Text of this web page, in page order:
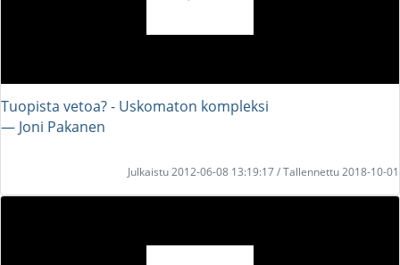
Tuopista vetoa? - Uskomaton kompleksi
― Joni Pakanen
Julkaistu 2012-06-08 13:19:17 / Tallennettu 2018-10-01